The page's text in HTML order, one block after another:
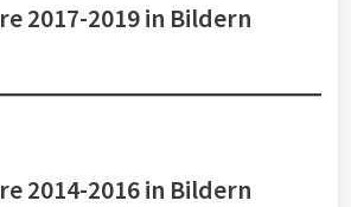
2017-2019 in Bildern
2014-2016 in Bildern